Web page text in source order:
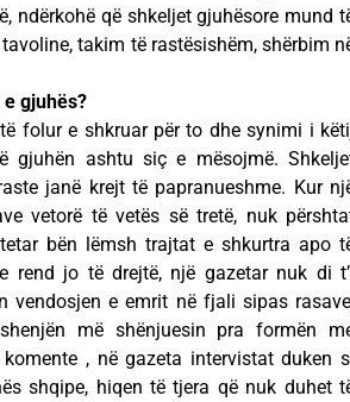
ndërkohë që shkeljet gjuhësore mund
takim të rastësishëm, shërbim
gjuhës?
folur e shkruar për to dhe synimi i
gjuhën ashtu siç e mësojmë.
janë krejt të papranueshme. Kur
vetorë të vetës së tretë, nuk
bën lëmsh trajtat e shkurtra apo
rend jo të drejtë, një gazetar nuk di
vendosjen e emrit në fjali sipas
më shënjuesin pra formën
, në gazeta intervistat duken
shqipe, hiqen të tjera që nuk duhet